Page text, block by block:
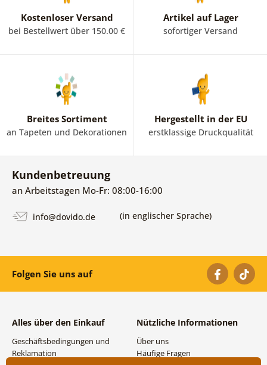
Kostenloser Versand
bei Bestellwert über 150.00 €
Artikel auf Lager
sofortiger Versand
Breites Sortiment
an Tapeten und Dekorationen
Hergestellt in der EU
erstklassige Druckqualität
Kundenbetreuung
an Arbeitstagen Mo-Fr: 08:00-16:00
info@dovido.de (in englischer Sprache)
Folgen Sie uns auf
Alles über den Einkauf
Geschäftsbedingungen und
Reklamation
Nützliche Informationen
Über uns
Häufige Fragen